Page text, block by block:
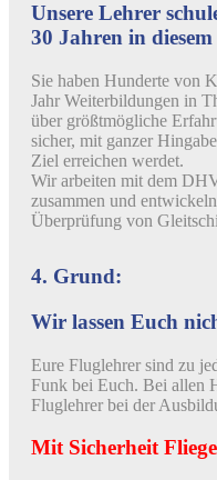
Unsere Lehrer
30 Jahren in
Sie haben Hunderte von
Jahr Weiterbildungen in
über größtmögliche
sicher, mit ganzer
Ziel erreichen werdet.
Wir arbeiten mit dem
zusammen und
Überprüfung von
4. Grund:
Wir lassen Euch
Eure Fluglehrer sind zu
Funk bei Euch. Bei allen
Fluglehrer bei der
Mit Sicherheit